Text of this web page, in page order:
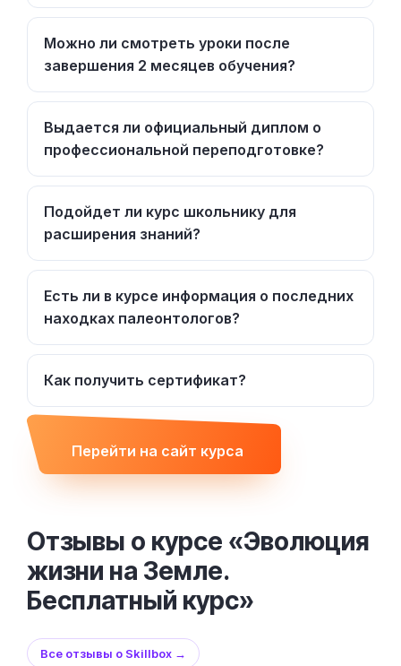
Можно ли смотреть уроки после
завершения 2 месяцев обучения?
Выдается ли официальный диплом о
профессиональной переподготовке?
Подойдет ли курс школьнику для
расширения знаний?
Есть ли в курсе информация о последних
находках палеонтологов?
Как получить сертификат?
Перейти на сайт курса
Отзывы о курсе «Эволюция
жизни на Земле.
Бесплатный курс»
Все отзывы о Skillbox →